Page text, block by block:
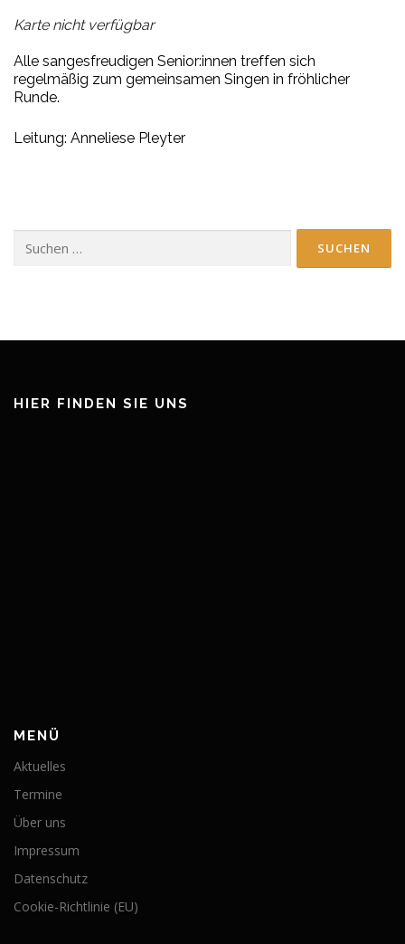
Karte nicht verfügbar
Alle sangesfreudigen Senior:innen treffen sich
regelmäßig zum gemeinsamen Singen in fröhlicher
Runde.
Leitung: Anneliese Pleyter
nach:
HIER FINDEN SIE UNS
MENÜ
Aktuelles
Termine
Über uns
Impressum
Datenschutz
Cookie-Richtlinie (EU)